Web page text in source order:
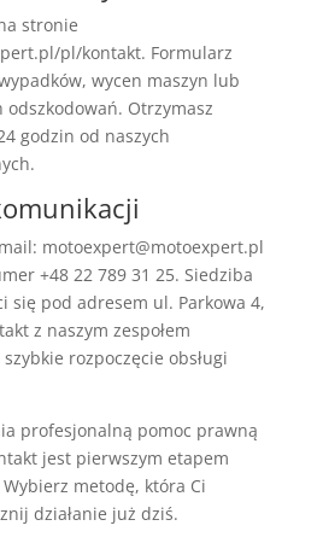
stronie
pl/kontakt. Formularz
wycen maszyn lub
odszkodowań. Otrzymasz
godzin od naszych
motoexpert@motoexpert.pl
+48 22 789 31 25. Siedziba
się pod adresem ul. Parkowa 4,
z naszym zespołem
rozpoczęcie obsługi
profesjonalną pomoc prawną
jest pierwszym etapem
metodę, która Ci
działanie już dziś.